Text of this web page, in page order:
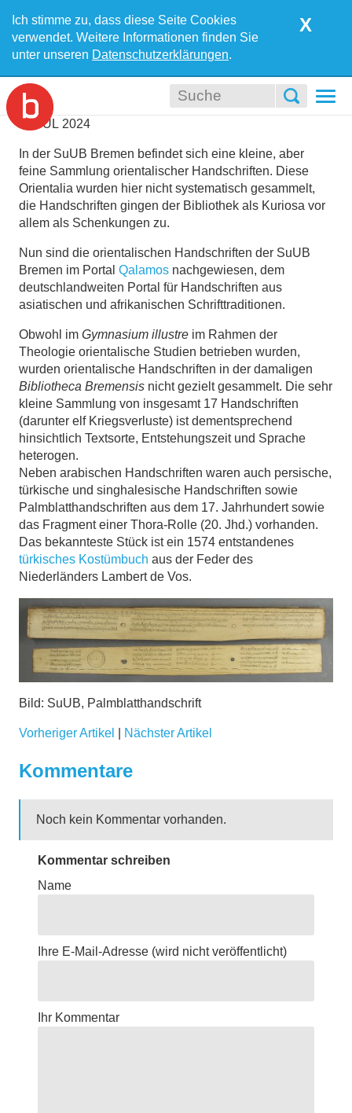
Ich stimme zu, dass diese Seite Cookies
verwendet. Weitere Informationen finden Sie
unter unseren Datenschutzerklärungen.
X
JUL 2024
In der SuUB Bremen befindet sich eine kleine, aber
feine Sammlung orientalischer Handschriften. Diese
Orientalia wurden hier nicht systematisch gesammelt,
die Handschriften gingen der Bibliothek als Kuriosa vor
allem als Schenkungen zu.
Nun sind die orientalischen Handschriften der SuUB
Bremen im Portal Qalamos nachgewiesen, dem
deutschlandweiten Portal für Handschriften aus
asiatischen und afrikanischen Schrifttraditionen.
Obwohl im Gymnasium illustre im Rahmen der
Theologie orientalische Studien betrieben wurden,
wurden orientalische Handschriften in der damaligen
Bibliotheca Bremensis nicht gezielt gesammelt. Die sehr
kleine Sammlung von insgesamt 17 Handschriften
(darunter elf Kriegsverluste) ist dementsprechend
hinsichtlich Textsorte, Entstehungszeit und Sprache
heterogen.
Neben arabischen Handschriften waren auch persische,
türkische und singhalesische Handschriften sowie
Palmblatthandschriften aus dem 17. Jahrhundert sowie
das Fragment einer Thora-Rolle (20. Jhd.) vorhanden.
Das bekannteste Stück ist ein 1574 entstandenes
türkisches Kostümbuch aus der Feder des
Niederländers Lambert de Vos.
Bild: SuUB, Palmblatthandschrift
Vorheriger Artikel Nächster Artikel
Kommentare
Noch kein Kommentar vorhanden.
Kommentar schreiben
Name
Ihre E-Mail-Adresse (wird nicht veröffentlicht)
Ihr Kommentar